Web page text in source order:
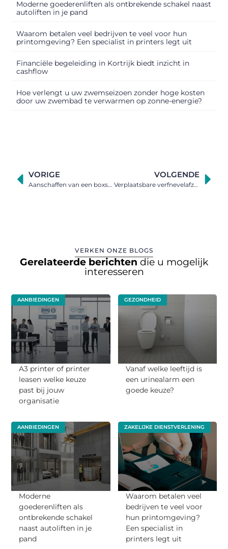
Moderne goederenliften als ontbrekende schakel naast
autoliften in je pand
Waarom betalen veel bedrijven te veel voor hun
printomgeving? Een specialist in printers legt uit
Financiële begeleiding in Kortrijk biedt inzicht in
cashflow
Hoe verlengt u uw zwemseizoen zonder hoge kosten
door uw zwembad te verwarmen op zonne-energie?
VORIGE
Aanschaffen van een boxspring, de belangrijkste punten
VOLGENDE
Verplaatsbare verfnevelafzuiging
VERKEN ONZE BLOGS
Gerelateerde berichten die u mogelijk
interesseren
AANBIEDINGEN
A3 printer of printer
leasen welke keuze
past bij jouw
organisatie
GEZONDHEID
Vanaf welke leeftijd is
een urinealarm een
goede keuze?
AANBIEDINGEN
Moderne
goederenliften als
ontbrekende schakel
naast autoliften in je
pand
ZAKELIJKE DIENSTVERLENING
Waarom betalen veel
bedrijven te veel voor
hun printomgeving?
Een specialist in
printers legt uit